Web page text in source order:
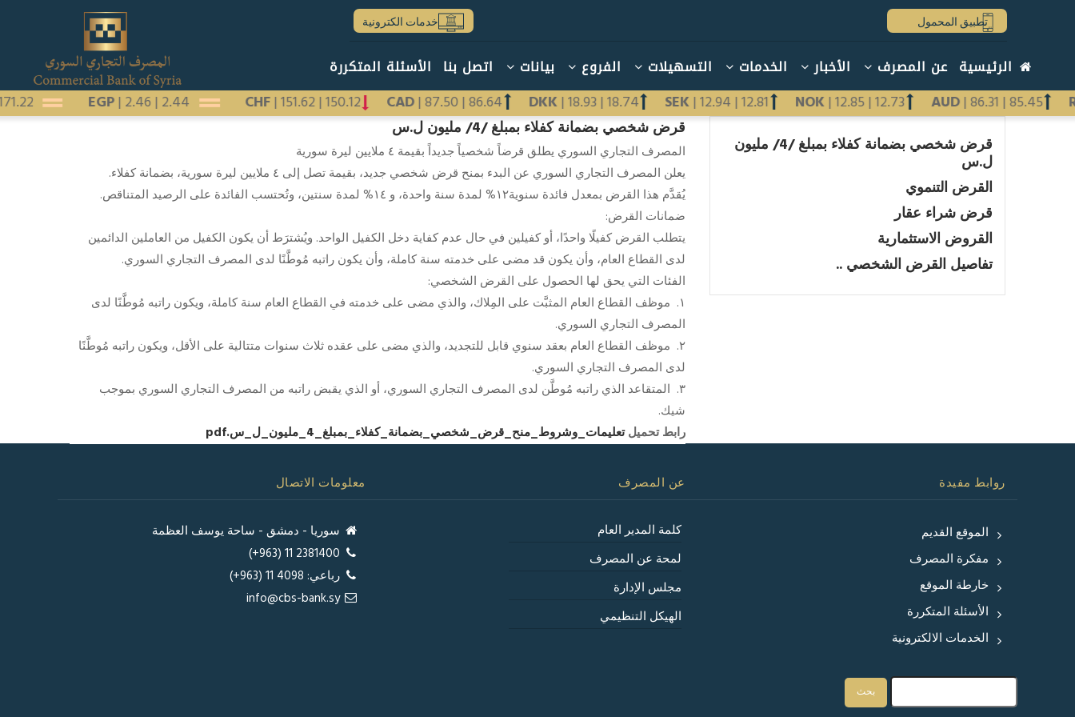
خدمات الكترونية تطبيق المحمول
Main
navigation
arabic
الرئيسية عن المصرف الأخبار الخدمات التسهيلات الفروع بيانات اتصل بنا الأسئلة المتكررة
AUD|86.31|85.45
NOK|12.85|12.73
SEK|12.94|12.81
DKK|18.93|18.74
CAD|87.50|86.64
CHF|151.62|150.12
EGP |2.46 |2.44
171.22
قرض شخصي بضمانة كفلاء بمبلغ /4/ مليون ل.س
المصرف التجاري السوري يطلق قرضاً شخصياً جديداً بقيمة ٤ ملايين ليرة سورية
يعلن المصرف التجاري السوري عن البدء بمنح قرض شخصي جديد، بقيمة تصل إلى ٤ ملايين ليرة سورية، بضمانة كفلاء.
يُقدَّم هذا القرض بمعدل فائدة سنوية١٢% لمدة سنة واحدة، و ١٤% لمدة سنتين، وتُحتسب الفائدة على الرصيد المتناقص.
ضمانات القرض:
يتطلب القرض كفيلًا واحدًا، أو كفيلين في حال عدم كفاية دخل الكفيل الواحد. ويُشترَط أن يكون الكفيل من العاملين الدائمين
لدى القطاع العام، وأن يكون قد مضى على خدمته سنة كاملة، وأن يكون راتبه مُوطَّنًا لدى المصرف التجاري السوري.
الفئات التي يحق لها الحصول على القرض الشخصي:
١. موظف القطاع العام المثبَّت على المِلاك، والذي مضى على خدمته في القطاع العام سنة كاملة، ويكون راتبه مُوطَّنًا لدى
المصرف التجاري السوري.
٢. موظف القطاع العام بعقد سنوي قابل للتجديد، والذي مضى على عقده ثلاث سنوات متتالية على الأقل، ويكون راتبه مُوطَّنًا
لدى المصرف التجاري السوري.
٣. المتقاعد الذي راتبه مُوطَّن لدى المصرف التجاري السوري، أو الذي يقبض راتبه من المصرف التجاري السوري بموجب
شيك.
رابط تحميلتعليمات_وشروط_منح_قرض_شخصي_بضمانة_كفلاء_بمبلغ_4_مليون_ل_س.pdf
قرض شخصي بضمانة كفلاء بمبلغ /4/ مليون
ل.س
القرض التنموي
قرض شراء عقار
القروض الاستثمارية
تفاصيل القرض الشخصي ..
معلومات الاتصال
سوريا - دمشق - ساحة يوسف العظمة
رباعي: 4098 11 (963+)
info@cbs-bank.sy
عن المصرف
كلمة المدير العام
لمحة عن المصرف
مجلس الإدارة
الهيكل التنظيمي
روابط مفيدة
الموقع القديم
مفكرة المصرف
خارطة الموقع
الأسئلة المتكررة
الخدمات الالكترونية